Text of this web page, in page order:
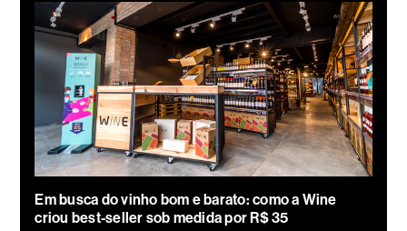
Em busca do vinho bom e barato: como a Wine
criou best-seller sob medida por R$ 35